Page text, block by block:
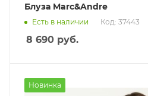
Блуза Marc&Andre
Есть в наличии Код: 37443
8 690 руб.
Новинка